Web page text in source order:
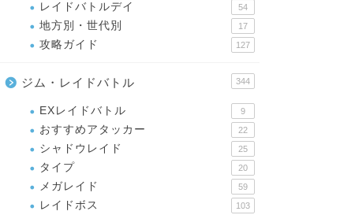
レイドバトルデイ 54
地方別・世代別 17
攻略ガイド 127
ジム・レイドバトル 344
EXレイドバトル 9
おすすめアタッカー 22
シャドウレイド 25
タイプ 20
メガレイド 59
レイドボス 103